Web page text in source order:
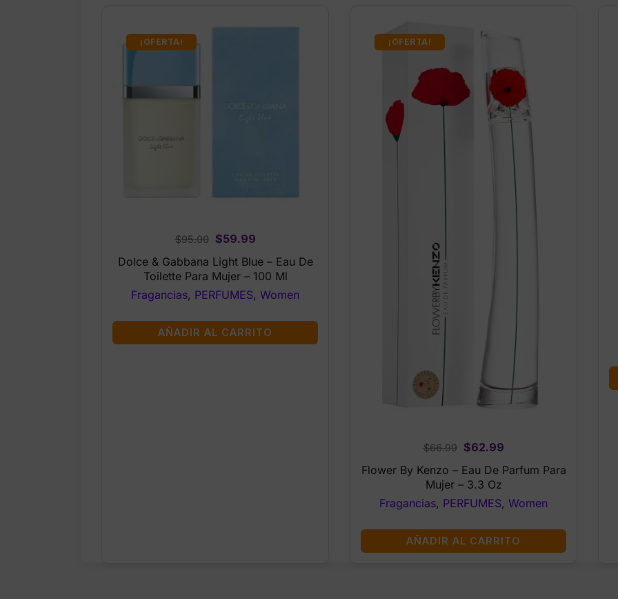
¡OFERTA!
$95.00
Original
price
was:
$95.00.
$59.99Current
price
is:
$59.99.
Dolce & Gabbana Light Blue – Eau De
Toilette Para Mujer – 100 Ml
Fragancias, PERFUMES, Women
AÑADIR AL CARRITO
¡OFERTA!
$66.99
Original
price
was:
$66.99.
$62.99Current
price
$62.99.
Flower By Kenzo – Eau De Parfum Para
Mujer – 3.3 Oz
Fragancias, PERFUMES, Women
AÑADIR AL CARRITO